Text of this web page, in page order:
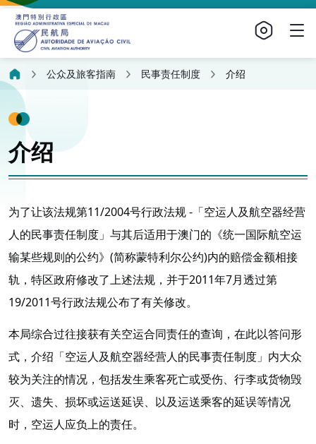
公众及旅客指南 民事责任制度 介绍
介绍
为了让该法规第11/2004号行政法规 -「空运人及航空器经营
人的民事责任制度」与其后适用于澳门的《统一国际航空运
输某些规则的公约》(简称蒙特利尔公约)内的赔偿金额相接
轨，特区政府修改了上述法规，并于2011年7月透过第
19/2011号行政法规公布了有关修改。
本局综合过往接获有关空运合同责任的查询，在此以答问形
式，介绍「空运人及航空器经营人的民事责任制度」内大众
较为关注的情况，包括发生乘客死亡或受伤、行李或货物毁
灭、遗失、损坏或运送延误、以及运送乘客的延误等情况
时，空运人应负上的责任。